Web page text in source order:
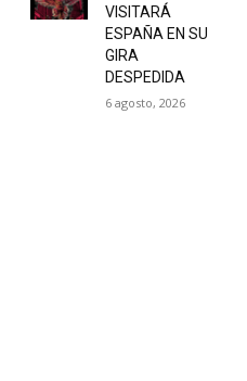
VISITARÁ
ESPAÑA EN SU
GIRA
DESPEDIDA
6 agosto, 2026